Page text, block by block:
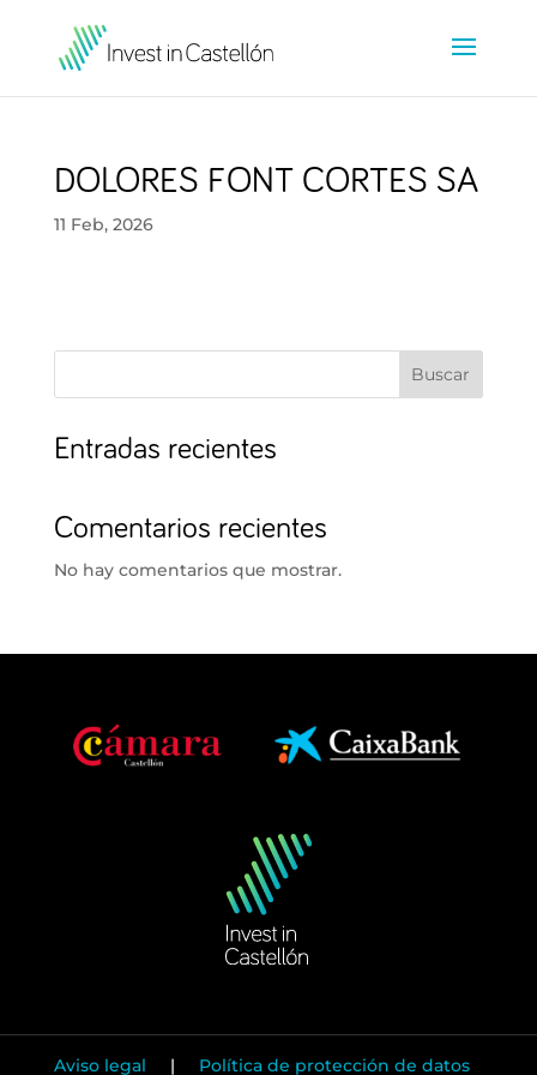
DOLORES FONT CORTES SA
11 Feb, 2026
Buscar
Entradas recientes
Comentarios recientes
No hay comentarios que mostrar.
Aviso legal | Política de protección de datos